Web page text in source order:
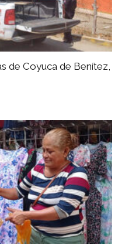
de Coyuca de Benítez,